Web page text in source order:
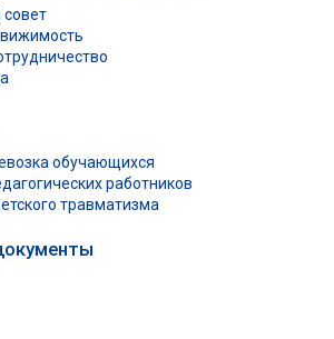
совет
обучающихся
работников
травматизма